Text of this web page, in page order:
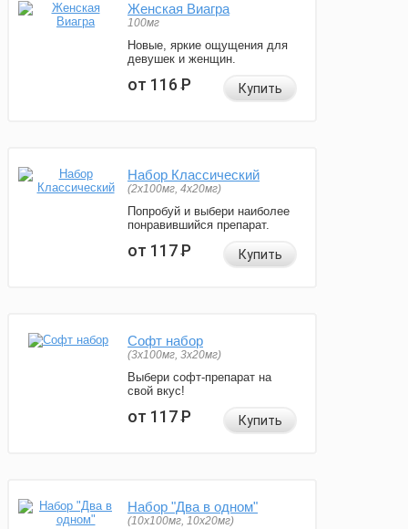
Женская Виагра
100мг
Новые, яркие ощущения для
девушек и женщин.
от 116Р Купить
Набор Классический
(2x100мг, 4x20мг)
Попробуй и выбери наиболее
понравившийся препарат.
от 117Р Купить
Софт набор
(3x100мг, 3x20мг)
Выбери софт-препарат на
свой вкус!
от 117Р Купить
Набор "Два в одном"
(10x100мг, 10x20мг)